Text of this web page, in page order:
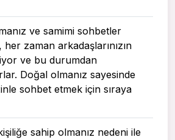
ve samimi sohbetler
her zaman arkadaşlarınızın
ve bu durumdan
Doğal olmanız sayesinde
sohbet etmek için sıraya
sahip olmanız nedeni ile